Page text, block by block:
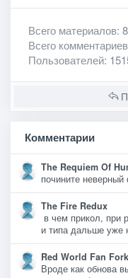
Всего материалов:
Всего комментариев
Пользователей:
Комментарии
The Requiem Of
почините
The Fire Redux
в чем прикол, при
и типа дальше уже
Red World Fan Fork
Вроде как обнова